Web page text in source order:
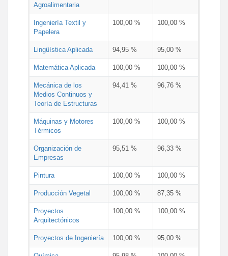
Agroalimentaria
Ingeniería Textil y
Papelera
100,00 % 100,00 %
Lingüística Aplicada 94,95 % 95,00 %
Matemática Aplicada 100,00 % 100,00 %
Mecánica de los
Medios Continuos y
Teoría de Estructuras
94,41 % 96,76 %
Máquinas y Motores
Térmicos
100,00 % 100,00 %
Organización de
Empresas
95,51 % 96,33 %
Pintura 100,00 % 100,00 %
Producción Vegetal 100,00 % 87,35 %
Proyectos
Arquitectónicos
100,00 % 100,00 %
Proyectos de Ingeniería 100,00 % 95,00 %